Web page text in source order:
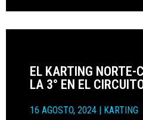
EL KARTING NORTE-
LA 3° EN EL
16 AGOSTO, 2024 KARTING